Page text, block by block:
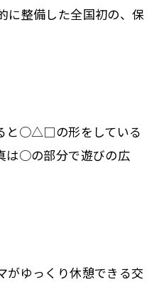
に整備した全国初の、保
と○△□の形をしている
は○の部分で遊びの広
ゆっくり休憩できる交